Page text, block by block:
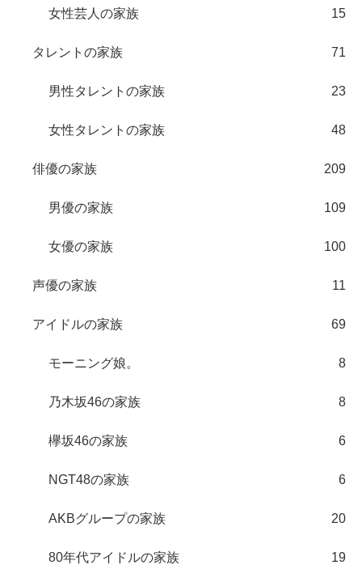
女性芸人の家族 15
タレントの家族 71
男性タレントの家族 23
女性タレントの家族 48
俳優の家族 209
男優の家族 109
女優の家族 100
声優の家族 11
アイドルの家族 69
モーニング娘。 8
乃木坂46の家族 8
欅坂46の家族 6
NGT48の家族 6
AKBグループの家族 20
80年代アイドルの家族 19